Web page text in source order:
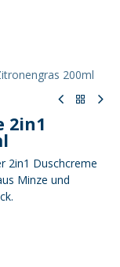
200ml
2in1
2in1 Duschcreme
Minze und